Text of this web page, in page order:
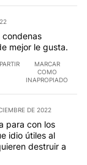
condenas
mejor le gusta.
MARCAR
COMO
INAPROPIADO
DE 2022
para con los
idio útiles al
destruir a